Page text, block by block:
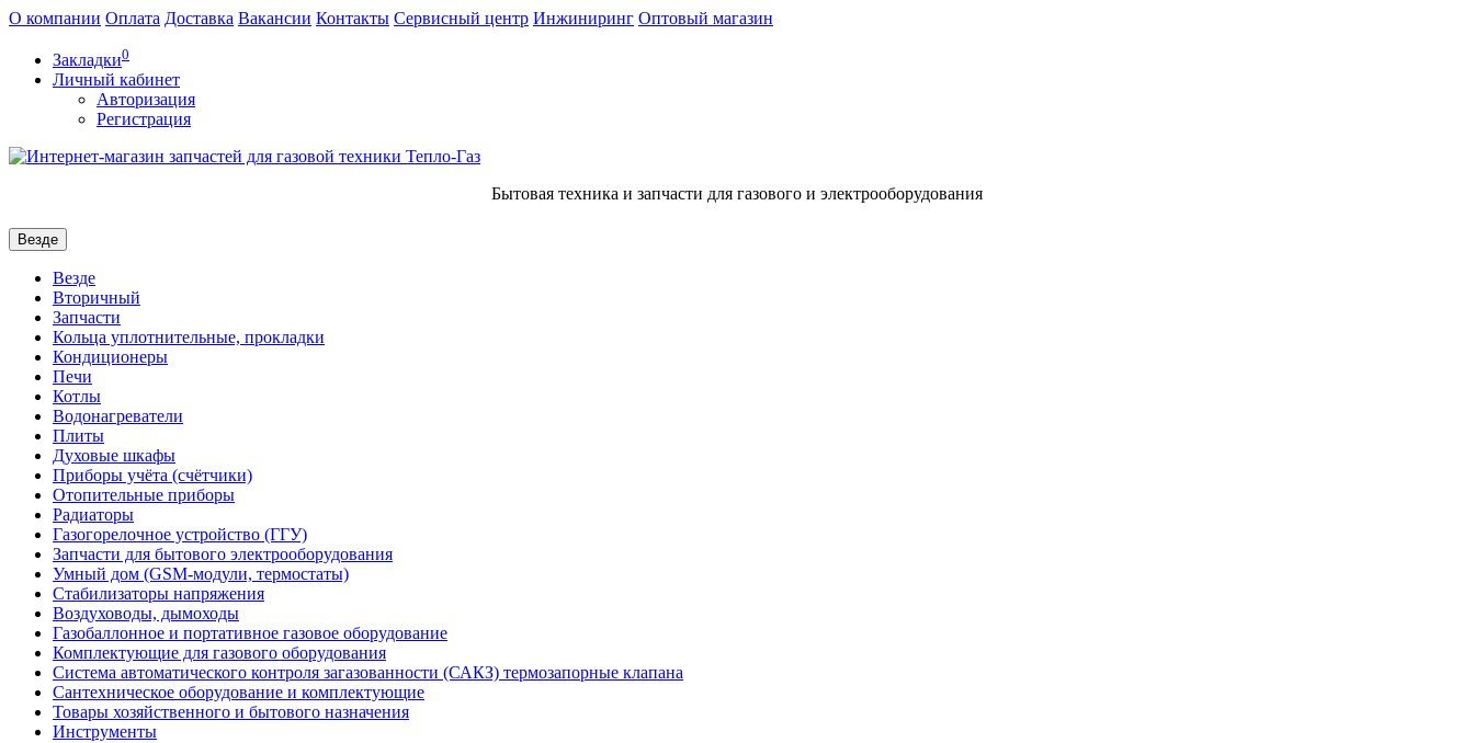
О компании Оплата Доставка Вакансии Контакты Сервисный центр Инжиниринг Оптовый магазин
Закладки0
Личный кабинет
Авторизация
Регистрация
Бытовая техника и запчасти для газового и электрооборудования
Везде
Везде
Вторичный
Запчасти
Кольца уплотнительные, прокладки
Кондиционеры
Печи
Котлы
Водонагреватели
Плиты
Духовые шкафы
Приборы учёта (счётчики)
Отопительные приборы
Радиаторы
Газогорелочное устройство (ГГУ)
Запчасти для бытового электрооборудования
Умный дом (GSM-модули, термостаты)
Cтабилизаторы напряжения
Воздуховоды, дымоходы
Газобаллонное и портативное газовое оборудование
Комплектующие для газового оборудования
Система автоматического контроля загазованности (САКЗ) термозапорные клапана
Сантехническое оборудование и комплектующие
Товары хозяйственного и бытового назначения
Инструменты